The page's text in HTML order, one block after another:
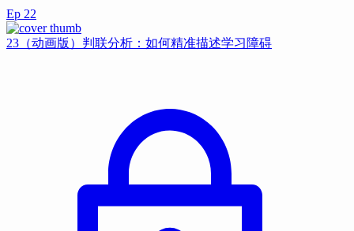
Ep 22
23（动画版）判联分析：如何精准描述学习障碍